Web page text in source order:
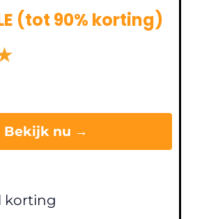
(tot 90% korting)
Bekijk nu →
korting